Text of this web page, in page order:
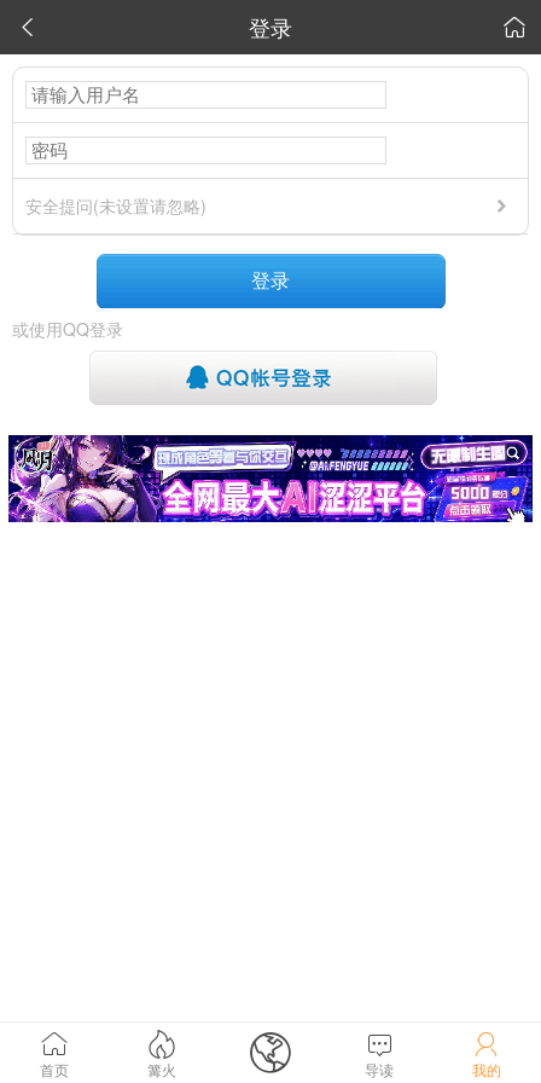
 登录 
安全提问(未设置请忽略)
登录
或使用QQ登录

首页

篝火  
导读

我的